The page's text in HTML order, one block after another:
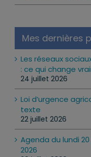
Mes dernières
Les réseaux
: ce qui change
24 juillet 2026
Loi d’urgence
texte
22 juillet 2026
Agenda du lundi
2026